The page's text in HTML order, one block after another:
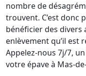
nombre de
trouvent. C’est
bénéficier des divers
enlèvement qu’il est
Appelez-nous 7j/7,
votre épave à Mas-